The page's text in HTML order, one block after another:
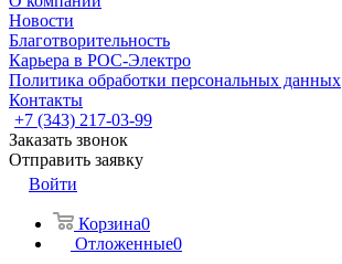
Новости
Благотворительность
Карьера в РОС-Электро
Политика обработки персональных данных
Контакты
+7 (343) 217-03-99
Заказать звонок
Отправить заявку
Войти
Корзина0
Отложенные0